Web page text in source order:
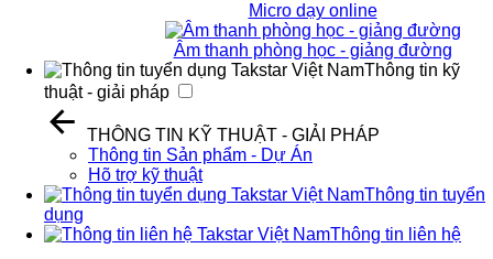
Micro dạy online
Âm thanh phòng học - giảng đường
Thông tin kỹ
thuật - giải pháp
THÔNG TIN KỸ THUẬT - GIẢI PHÁP
Thông tin Sản phẩm - Dự Án
Hõ trợ kỹ thuật
Thông tin tuyển
dụng
Thông tin liên hệ